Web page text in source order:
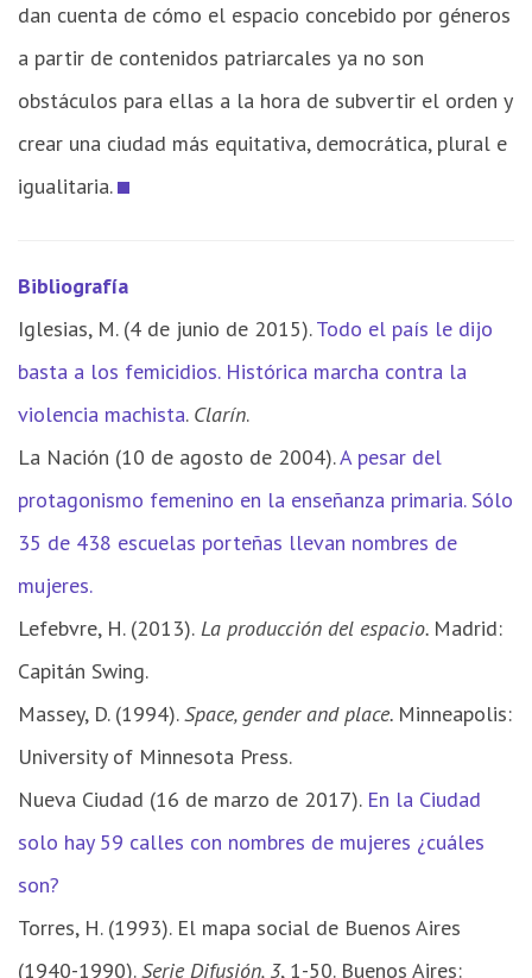
dan cuenta de cómo el espacio concebido por géneros
a partir de contenidos patriarcales ya no son
obstáculos para ellas a la hora de subvertir el orden y
crear una ciudad más equitativa, democrática, plural e
igualitaria.
Bibliografía
Iglesias, M. (4 de junio de 2015).Todo el país le dijo
basta a los femicidios. Histórica marcha contra la
violencia machista. Clarín.
La Nación (10 de agosto de 2004).A pesar del
protagonismo femenino en la enseñanza primaria. Sólo
35 de 438 escuelas porteñas llevan nombres de
mujeres.
Lefebvre, H. (2013). La producción del espacio. Madrid:
Capitán Swing.
Massey, D. (1994).Space, gender and place. Minneapolis:
University of Minnesota Press.
Nueva Ciudad (16 de marzo de 2017). En la Ciudad
solo hay 59 calles con nombres de mujeres ¿cuáles
son?
Torres, H. (1993). El mapa social de Buenos Aires
(1940-1990).Serie Difusión, 3, 1-50. Buenos Aires: